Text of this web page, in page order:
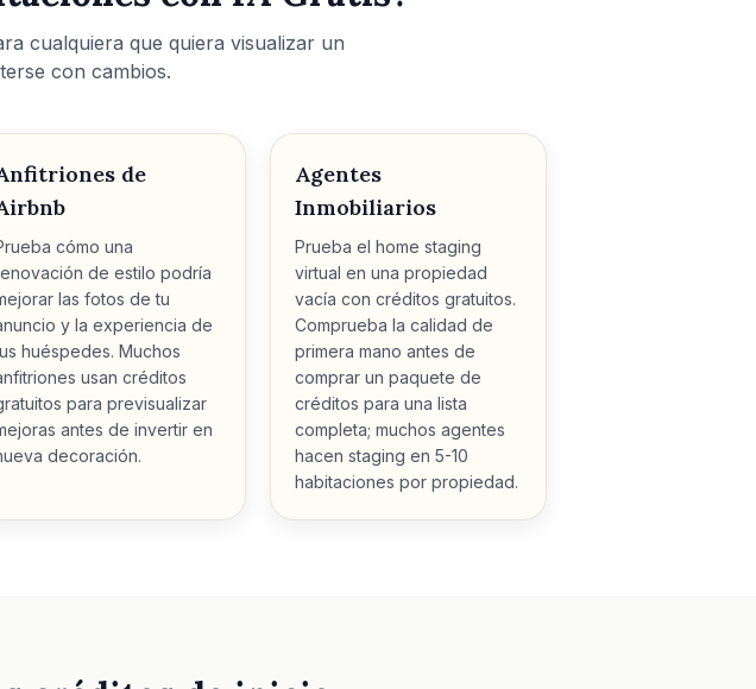
cualquiera que quiera visualizar un
con cambios.
de
cómo una
de estilo podría
las fotos de tu
y la experiencia de
huéspedes. Muchos
usan créditos
para previsualizar
antes de invertir en
decoración.
Agentes
Inmobiliarios
Prueba el home staging
virtual en una propiedad
vacía con créditos gratuitos.
Comprueba la calidad de
primera mano antes de
comprar un paquete de
créditos para una lista
completa; muchos agentes
hacen staging en 5-10
habitaciones por propiedad.